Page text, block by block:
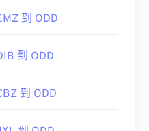
到 ODD
到 ODD
到 ODD